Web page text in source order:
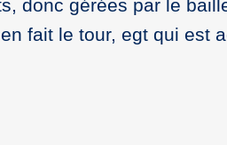
donc gérées par le
fait le tour, egt qui est